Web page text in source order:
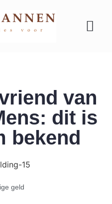
van
dit is
bekend
geld